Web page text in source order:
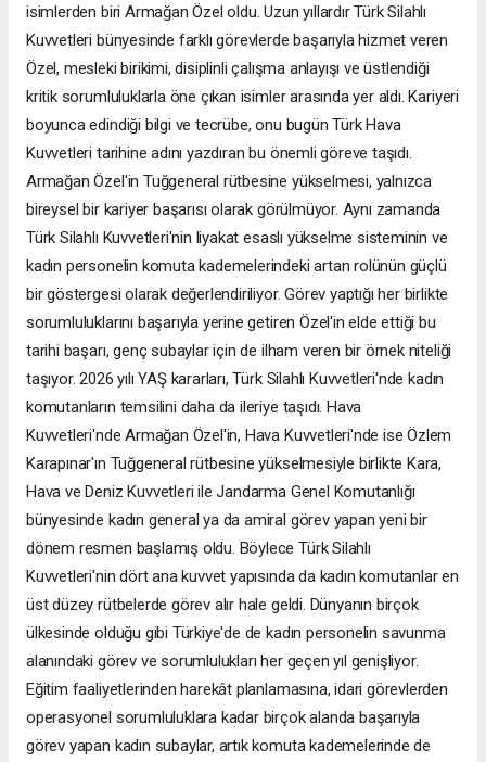
isimlerden biri Armağan Özel oldu. Uzun yıllardır Türk Silahlı
Kuvvetleri bünyesinde farklı görevlerde başarıyla hizmet veren
Özel, mesleki birikimi, disiplinli çalışma anlayışı ve üstlendiği
kritik sorumluluklarla öne çıkan isimler arasında yer aldı. Kariyeri
boyunca edindiği bilgi ve tecrübe, onu bugün Türk Hava
Kuvvetleri tarihine adını yazdıran bu önemli göreve taşıdı.
Armağan Özel'in Tuğgeneral rütbesine yükselmesi, yalnızca
bireysel bir kariyer başarısı olarak görülmüyor. Aynı zamanda
Türk Silahlı Kuvvetleri'nin liyakat esaslı yükselme sisteminin ve
kadın personelin komuta kademelerindeki artan rolünün güçlü
bir göstergesi olarak değerlendiriliyor. Görev yaptığı her birlikte
sorumluluklarını başarıyla yerine getiren Özel'in elde ettiği bu
tarihi başarı, genç subaylar için de ilham veren bir örnek niteliği
taşıyor. 2026 yılı YAŞ kararları, Türk Silahlı Kuvvetleri'nde kadın
komutanların temsilini daha da ileriye taşıdı. Hava
Kuvvetleri'nde Armağan Özel'in, Hava Kuvvetleri'nde ise Özlem
Karapınar'ın Tuğgeneral rütbesine yükselmesiyle birlikte Kara,
Hava ve Deniz Kuvvetleri ile Jandarma Genel Komutanlığı
bünyesinde kadın general ya da amiral görev yapan yeni bir
dönem resmen başlamış oldu. Böylece Türk Silahlı
Kuvvetleri'nin dört ana kuvvet yapısında da kadın komutanlar en
üst düzey rütbelerde görev alır hale geldi. Dünyanın birçok
ülkesinde olduğu gibi Türkiye'de de kadın personelin savunma
alanındaki görev ve sorumlulukları her geçen yıl genişliyor.
Eğitim faaliyetlerinden harekât planlamasına, idari görevlerden
operasyonel sorumluluklara kadar birçok alanda başarıyla
görev yapan kadın subaylar, artık komuta kademelerinde de